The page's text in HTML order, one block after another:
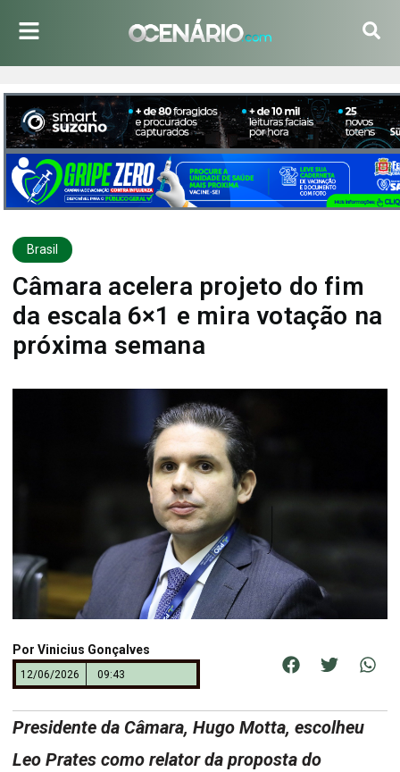
Brasil
Câmara acelera projeto do fim
da escala 6×1 e mira votação na
próxima semana
Por Vinicius Gonçalves
12/06/2026 09:43
Presidente da Câmara, Hugo Motta, escolheu
Leo Prates como relator da proposta do